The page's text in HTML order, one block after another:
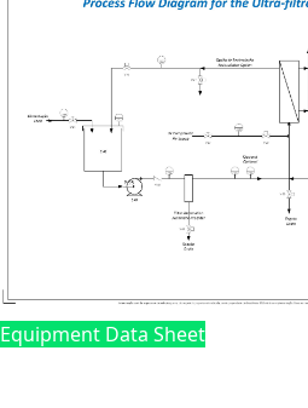
Equipment Data Sheet